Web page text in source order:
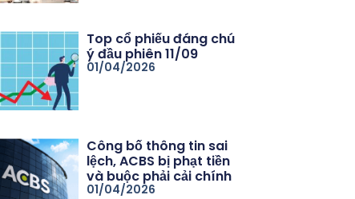
Top cổ phiếu đáng chú
ý đầu phiên 11/09
01/04/2026
Công bố thông tin sai
lệch, ACBS bị phạt tiền
và buộc phải cải chính
01/04/2026